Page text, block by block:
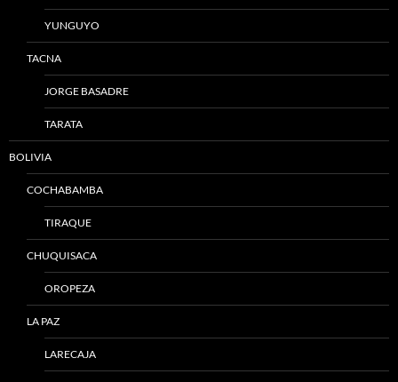
YUNGUYO
TACNA
JORGE BASADRE
TARATA
BOLIVIA
COCHABAMBA
TIRAQUE
CHUQUISACA
OROPEZA
LA PAZ
LARECAJA